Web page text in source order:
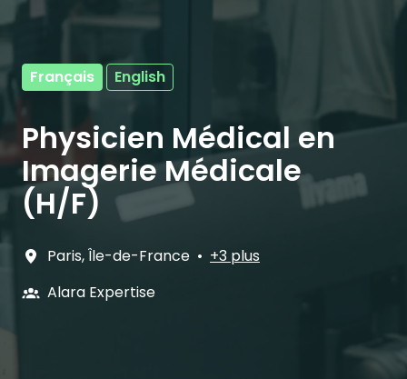
Français English
Physicien Médical en
Imagerie Médicale
(H/F)
Paris,Île-de-France • +3 plus
Alara Expertise